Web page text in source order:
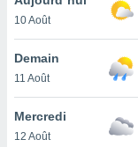
et
»,
au
vous
qu'ils
10 Août
Demain
11 Août
Mercredi
12 Août